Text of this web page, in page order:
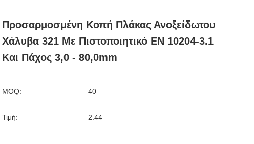
Προσαρμοσμένη Κοπή Πλάκας Ανοξείδωτου
Χάλυβα 321 Με Πιστοποιητικό EN 10204-3.1
Και Πάχος 3,0 - 80,0mm
MOQ: 40
Τιμή: 2.44